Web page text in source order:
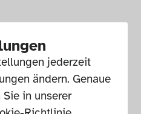
jederzeit
ändern. Genaue
Informationen finden Sie in unserer